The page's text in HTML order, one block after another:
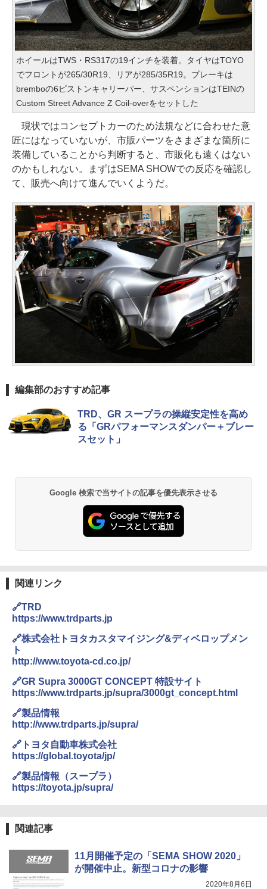
ホイールはTWS・RS317の19インチを装着。タイヤはTOYO
でフロントが265/30R19、リアが285/35R19。ブレーキは
bremboの6ピストンキャリーパー、サスペンションはTEINの
Custom Street Advance Z Coil-overをセットした
現状ではコンセプトカーのため法規などに合わせた意
匠にはなっていないが、市販パーツをさまざまな箇所に
装備していることから判断すると、市販化も遠くはない
のかもしれない。まずはSEMA SHOWでの反応を確認し
て、販売へ向けて進んでいくようだ。
編集部のおすすめ記事
TRD、GR スープラの操縦安定性を高め
る「GRパフォーマンスダンパー＋ブレー
スセット」
Google 検索で当サイトの記事を優先表示させる
関連リンク
🔗TRD
https://www.trdparts.jp
🔗株式会社トヨタカスタマイジング&ディベロップメン
ト
http://www.toyota-cd.co.jp/
🔗GR Supra 3000GT CONCEPT 特設サイト
https://www.trdparts.jp/supra/3000gt_concept.html
🔗製品情報
http://www.trdparts.jp/supra/
🔗トヨタ自動車株式会社
https://global.toyota/jp/
🔗製品情報（スープラ）
https://toyota.jp/supra/
関連記事
11月開催予定の「SEMA SHOW 2020」
が開催中止。新型コロナの影響
2020年8月6日